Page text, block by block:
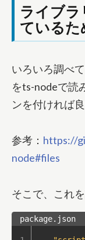
ライブラ
ているた
いろいろ調べ
をts-nodeで読
ンを付ければ良
参考： https://
node#files
そこで、これ
package.json